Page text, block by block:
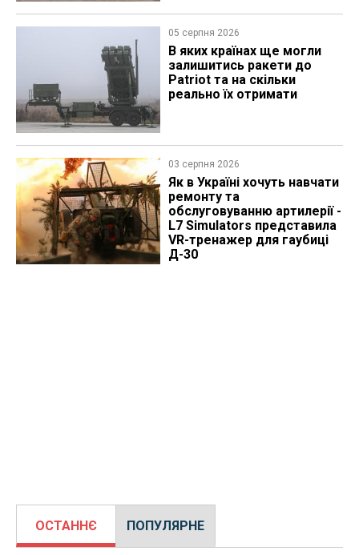
05 серпня 2026
В яких країнах ще могли
залишитись ракети до
Patriot та на скільки
реально їх отримати
03 серпня 2026
Як в Україні хочуть навчати
ремонту та
обслуговуванню артилерії -
L7 Simulators представила
VR-тренажер для гаубиці
Д-30
ОСТАННЄ ПОПУЛЯРНЕ